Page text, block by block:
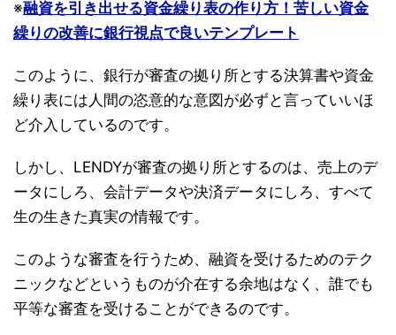
※融資を引き出せる資金繰り表の作り方！苦しい資金
繰りの改善に銀行視点で良いテンプレート
このように、銀行が審査の拠り所とする決算書や資金
繰り表には人間の恣意的な意図が必ずと言っていいほ
ど介入しているのです。
しかし、LENDYが審査の拠り所とするのは、売上のデ
ータにしろ、会計データや決済データにしろ、すべて
生の生きた真実の情報です。
このような審査を行うため、融資を受けるためのテク
ニックなどというものが介在する余地はなく、誰でも
平等な審査を受けることができるのです。